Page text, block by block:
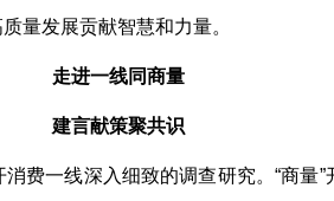
量发展贡献智慧和力量。
走进一线同商量
建言献策聚共识
费一线深入细致的调查研究。“商量